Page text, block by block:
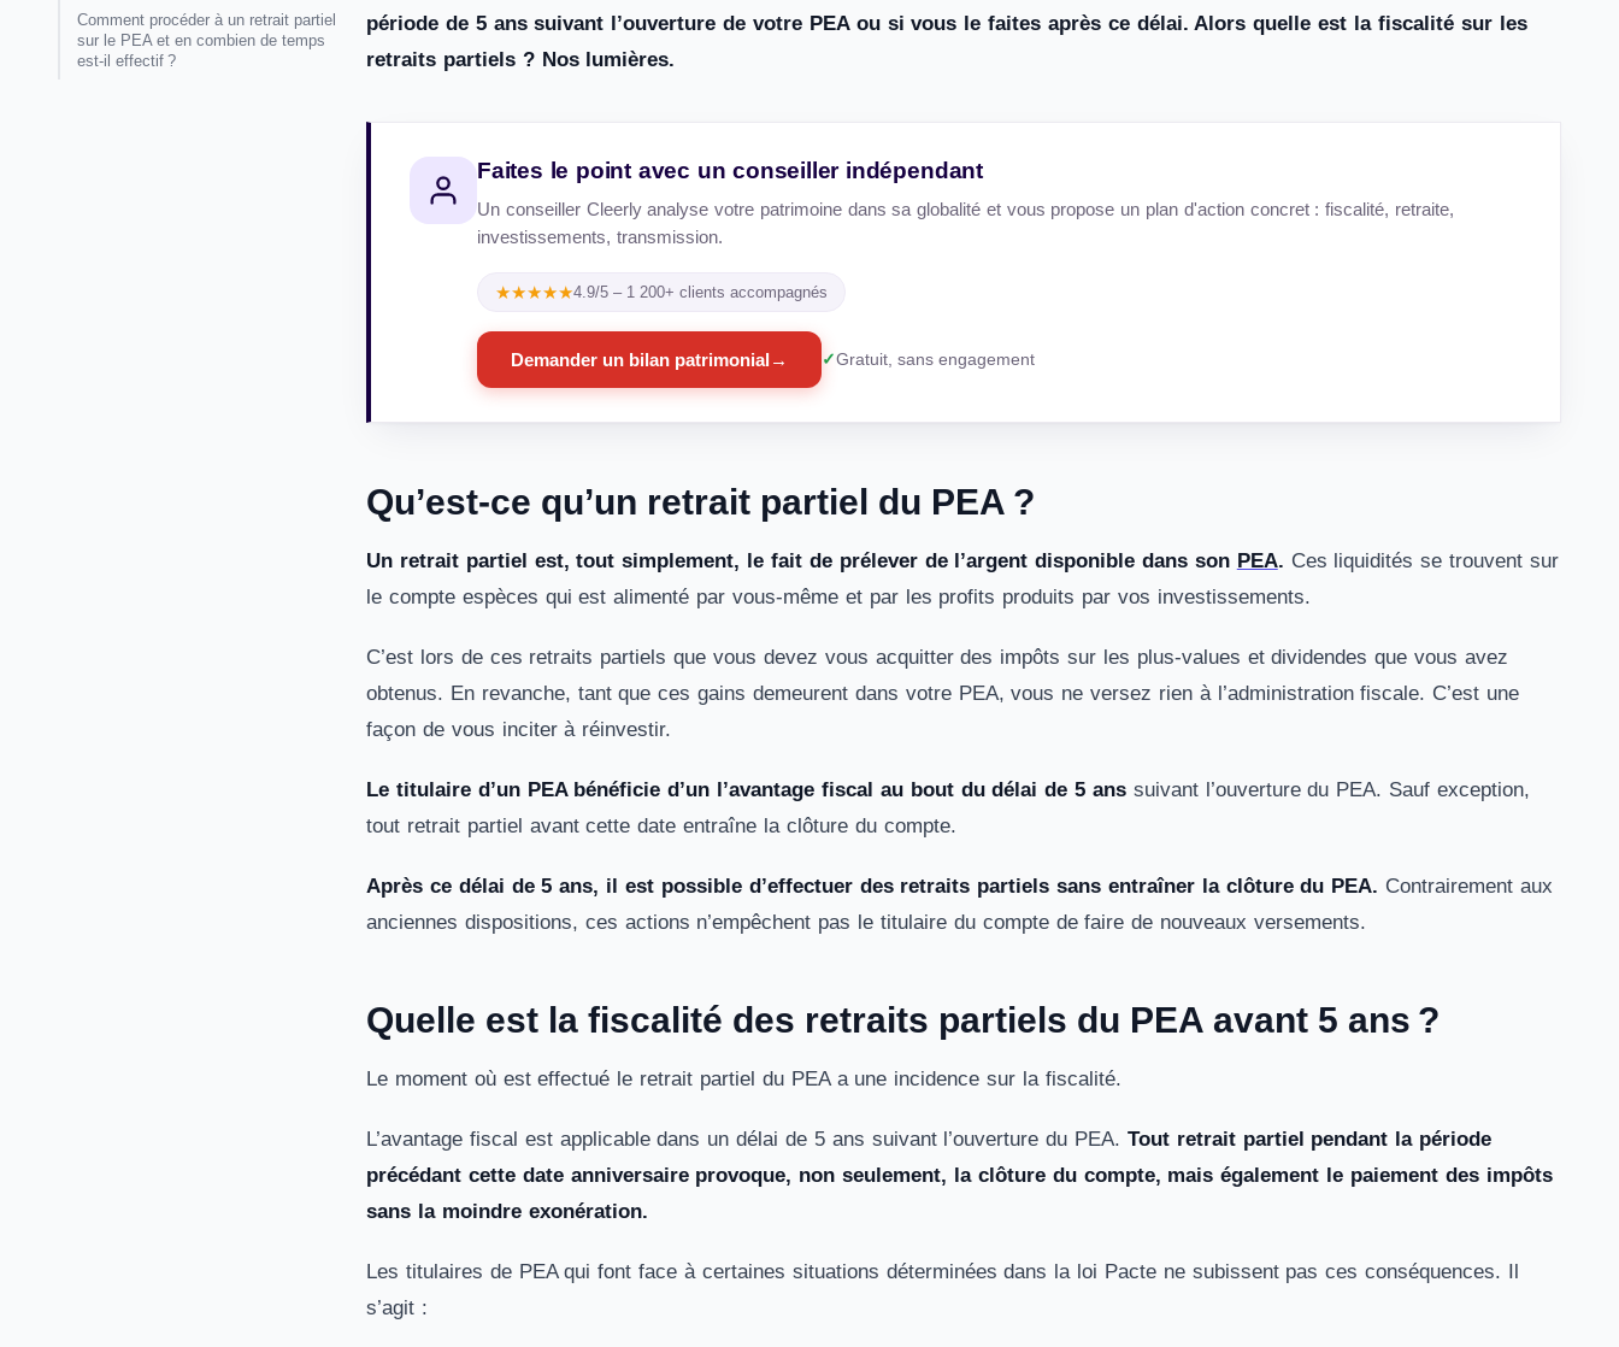
Comment procéder à un retrait partiel
sur le PEA et en combien de temps
est-il effectif ?
période de 5 ans suivant l’ouverture de votre PEA ou si vous le faites après ce délai. Alors quelle est la fiscalité sur les
retraits partiels ? Nos lumières.
Faites le point avec un conseiller indépendant
Un conseiller Cleerly analyse votre patrimoine dans sa globalité et vous propose un plan d'action concret : fiscalité, retraite,
investissements, transmission.
★★★★★4.9/5 – 1 200+ clients accompagnés
Demander un bilan patrimonial → Gratuit, sans engagement
Qu’est-ce qu’un retrait partiel du PEA ?
Un retrait partiel est, tout simplement, le fait de prélever de l’argent disponible dans son PEA. Ces liquidités se trouvent sur
le compte espèces qui est alimenté par vous-même et par les profits produits par vos investissements.
C’est lors de ces retraits partiels que vous devez vous acquitter des impôts sur les plus-values et dividendes que vous avez
obtenus. En revanche, tant que ces gains demeurent dans votre PEA, vous ne versez rien à l’administration fiscale. C’est une
façon de vous inciter à réinvestir.
Le titulaire d’un PEA bénéficie d’un l’avantage fiscal au bout du délai de 5 anssuivant l’ouverture du PEA. Sauf exception,
tout retrait partiel avant cette date entraîne la clôture du compte.
Après ce délai de 5 ans, il est possible d’effectuer des retraits partiels sans entraîner la clôture du PEA. Contrairement aux
anciennes dispositions, ces actions n’empêchent pas le titulaire du compte de faire de nouveaux versements.
Quelle est la fiscalité des retraits partiels du PEA avant 5 ans ?
Le moment où est effectué le retrait partiel du PEA a une incidence sur la fiscalité.
L’avantage fiscal est applicable dans un délai de 5 ans suivant l’ouverture du PEA. Tout retrait partiel pendant la période
précédant cette date anniversaire provoque, non seulement, la clôture du compte, mais également le paiement des impôts
sans la moindre exonération.
Les titulaires de PEA qui font face à certaines situations déterminées dans la loi Pacte ne subissent pas ces conséquences. Il
s’agit :